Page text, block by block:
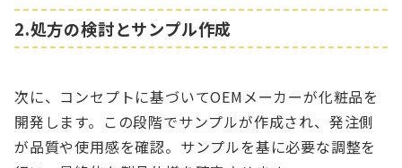
2.処方の検討とサンプル作成
次に、コンセプトに基づいてOEMメーカーが化粧品を
開発します。この段階でサンプルが作成され、発注側
が品質や使用感を確認。サンプルを基に必要な調整を